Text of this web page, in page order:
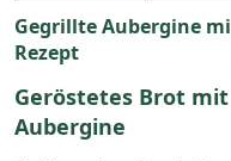
Gegrillte Aubergine
Rezept
Geröstetes Brot
Aubergine